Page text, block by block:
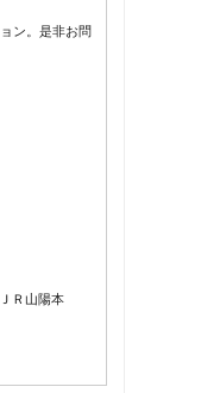
ン。是非お問
Ｒ山陽本